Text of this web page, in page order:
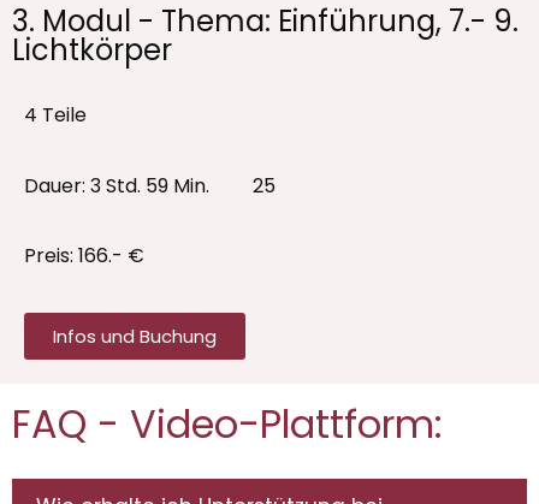
3. Modul - Thema: Einführung, 7.- 9.
Lichtkörper
4 Teile
Dauer: 3 Std. 59 Min. 25
Preis: 166.- €
Infos und Buchung
FAQ - Video-Plattform: